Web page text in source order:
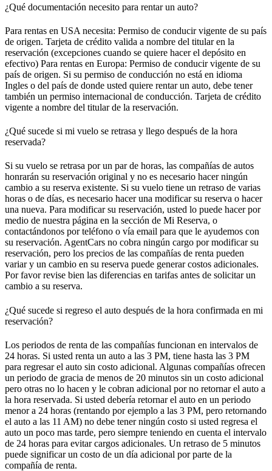
¿Qué documentación necesito para rentar un auto?
Para rentas en USA necesita: Permiso de conducir vigente de su país
de origen. Tarjeta de crédito valida a nombre del titular en la
reservación (excepciones cuando se quiere hacer el depósito en
efectivo) Para rentas en Europa: Permiso de conducir vigente de su
país de origen. Si su permiso de conducción no está en idioma
Ingles o del país de donde usted quiere rentar un auto, debe tener
también un permiso internacional de conducción. Tarjeta de crédito
vigente a nombre del titular de la reservación.
¿Qué sucede si mi vuelo se retrasa y llego después de la hora
reservada?
Si su vuelo se retrasa por un par de horas, las compañías de autos
honrarán su reservación original y no es necesario hacer ningún
cambio a su reserva existente. Si su vuelo tiene un retraso de varias
horas o de días, es necesario hacer una modificar su reserva o hacer
una nueva. Para modificar su reservación, usted lo puede hacer por
medio de nuestra página en la sección de Mi Reserva, o
contactándonos por teléfono o vía email para que le ayudemos con
su reservación. AgentCars no cobra ningún cargo por modificar su
reservación, pero los precios de las compañías de renta pueden
variar y un cambio en su reserva puede generar costos adicionales.
Por favor revise bien las diferencias en tarifas antes de solicitar un
cambio a su reserva.
¿Qué sucede si regreso el auto después de la hora confirmada en mi
reservación?
Los periodos de renta de las compañías funcionan en intervalos de
24 horas. Si usted renta un auto a las 3 PM, tiene hasta las 3 PM
para regresar el auto sin costo adicional. Algunas compañías ofrecen
un periodo de gracia de menos de 20 minutos sin un costo adicional
pero otras no lo hacen y le cobran adicional por no retornar el auto a
la hora reservada. Si usted debería retornar el auto en un periodo
menor a 24 horas (rentando por ejemplo a las 3 PM, pero retornando
el auto a las 11 AM) no debe tener ningún costo si usted regresa el
auto un poco mas tarde, pero siempre teniendo en cuenta el intervalo
de 24 horas para evitar cargos adicionales. Un retraso de 5 minutos
puede significar un costo de un día adicional por parte de la
compañía de renta.